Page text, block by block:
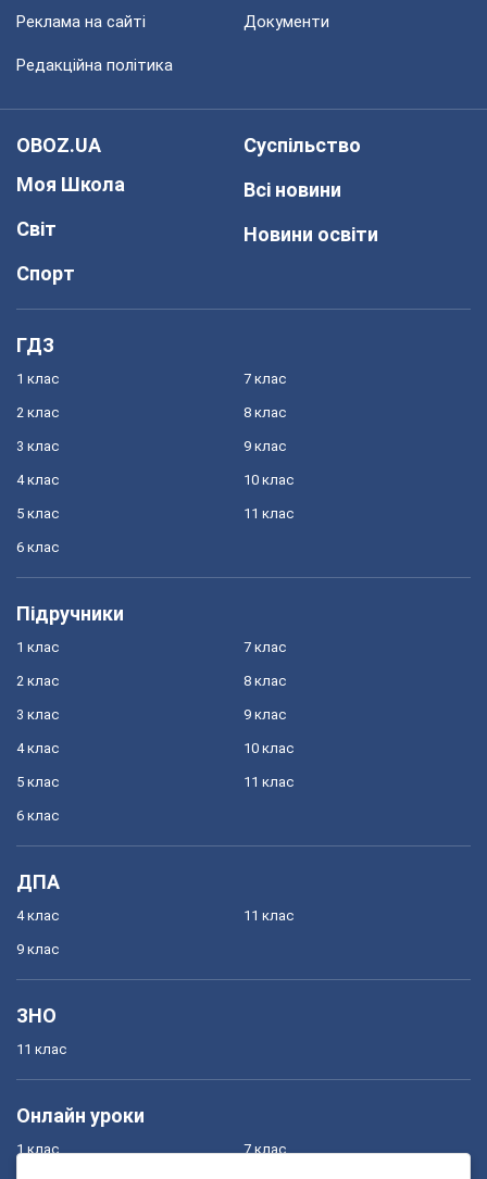
Реклама на сайті Документи
Редакційна політика
OBOZ.UA
Моя Школа
Світ
Спорт
Суспільство
Всі новини
Новини освіти
ГДЗ
1 клас
2 клас
3 клас
4 клас
5 клас
6 клас
7 клас
8 клас
9 клас
10 клас
11 клас
Підручники
1 клас
2 клас
3 клас
4 клас
5 клас
6 клас
7 клас
8 клас
9 клас
10 клас
11 клас
ДПА
4 клас
9 клас
11 клас
ЗНО
11 клас
Онлайн уроки
1 клас 7 клас